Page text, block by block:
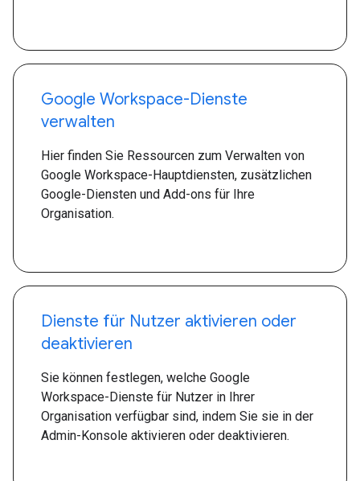
Google Workspace-Dienste
verwalten
Hier finden Sie Ressourcen zum Verwalten von
Google Workspace-Hauptdiensten, zusätzlichen
Google-Diensten und Add-ons für Ihre
Organisation.
Dienste für Nutzer aktivieren oder
deaktivieren
Sie können festlegen, welche Google
Workspace-Dienste für Nutzer in Ihrer
Organisation verfügbar sind, indem Sie sie in der
Admin-Konsole aktivieren oder deaktivieren.